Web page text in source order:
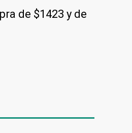
de $1423 y de